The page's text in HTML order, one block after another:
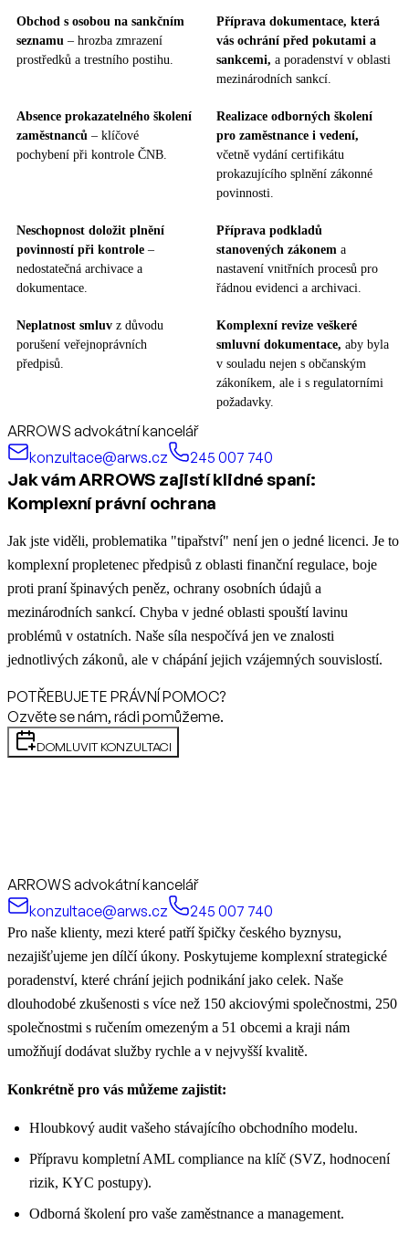
Obchod s osobou na sankčním
seznamu – hrozba zmrazení
prostředků a trestního postihu.
Příprava dokumentace, která
vás ochrání před pokutami a
sankcemi, a poradenství v oblasti
mezinárodních sankcí.
Absence prokazatelného školení
zaměstnanců – klíčové
pochybení při kontrole ČNB.
Realizace odborných školení
pro zaměstnance i vedení,
včetně vydání certifikátu
prokazujícího splnění zákonné
povinnosti.
Neschopnost doložit plnění
povinností při kontrole –
nedostatečná archivace a
dokumentace.
Příprava podkladů
stanovených zákonem a
nastavení vnitřních procesů pro
řádnou evidenci a archivaci.
Neplatnost smluv z důvodu
porušení veřejnoprávních
předpisů.
Komplexní revize veškeré
smluvní dokumentace, aby byla
v souladu nejen s občanským
zákoníkem, ale i s regulatorními
požadavky.
ARROWS advokátní kancelář
konzultace@arws.cz
245 007 740
Jak vám ARROWS zajistí klidné spaní:
Komplexní právní ochrana
Jak jste viděli, problematika "tipařství" není jen o jedné licenci. Je to
komplexní propletenec předpisů z oblasti finanční regulace, boje
proti praní špinavých peněz, ochrany osobních údajů a
mezinárodních sankcí. Chyba v jedné oblasti spouští lavinu
problémů v ostatních. Naše síla nespočívá jen ve znalosti
jednotlivých zákonů, ale v chápání jejich vzájemných souvislostí.
POTŘEBUJETE PRÁVNÍ POMOC?
Ozvěte se nám, rádi pomůžeme.
DOMLUVIT KONZULTACI
ARROWS advokátní kancelář
konzultace@arws.cz
245 007 740
Pro naše klienty, mezi které patří špičky českého byznysu,
nezajišťujeme jen dílčí úkony. Poskytujeme komplexní strategické
poradenství, které chrání jejich podnikání jako celek. Naše
dlouhodobé zkušenosti s více než 150 akciovými společnostmi, 250
společnostmi s ručením omezeným a 51 obcemi a kraji nám
umožňují dodávat služby rychle a v nejvyšší kvalitě.
Konkrétně pro vás můžeme zajistit:
Hloubkový audit vašeho stávajícího obchodního modelu.
Přípravu kompletní AML compliance na klíč (SVZ, hodnocení
rizik, KYC postupy).
Odborná školení pro vaše zaměstnance a management.